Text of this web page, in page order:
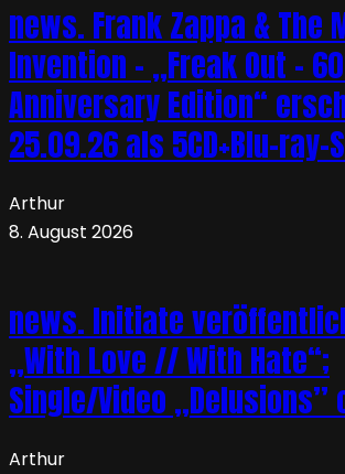
news. Frank Zappa & The
Invention – „Freak Out –
Anniversary Edition“
25.09.26 als 5CD+Blu-ray-
Arthur
8. August 2026
news. Initiate
„With Love // With Hate“;
Single/Video „Delusions”
Arthur